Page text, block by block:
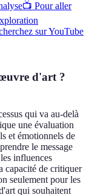
📺 Pour aller
sur YouTube
d'art ?
qui va au-delà
une évaluation
et émotionnels de
le message
influences
capacité de critiquer
seulement pour les
qui souhaitent